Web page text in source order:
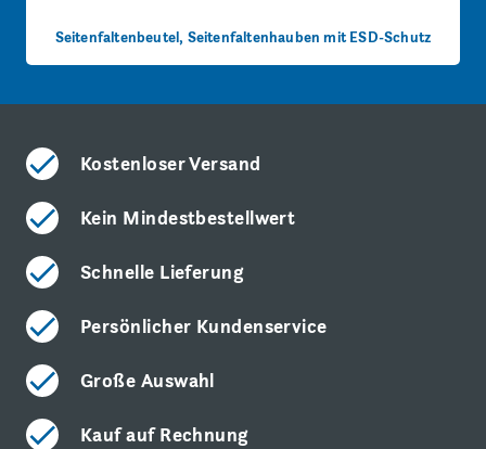
Seitenfaltenbeutel, Seitenfaltenhauben mit ESD-Schutz
Kostenloser Versand
Kein Mindestbestellwert
Schnelle Lieferung
Persönlicher Kundenservice
Große Auswahl
Kauf auf Rechnung